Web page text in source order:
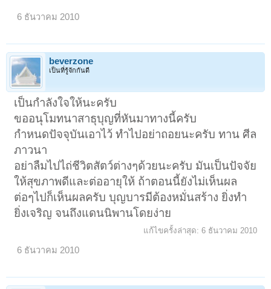
6 ธันวาคม 2010
beverzone
เป็นที่รู้จักกันดี
เป็นกำลังใจให้นะครับ
ขออนุโมทนาสาธุบุญที่หันมาทางนี้ครับ
กำหนดปัจจุบันเอาไว้ ทำไปอย่าถอยนะครับ ทาน ศีล
ภาวนา
อย่าลืมไปไถ่ชีวิตสัตว์ต่างๆด้วยนะครับ มันเป็นปัจจัย
ให้สุขภาพดีและต่ออายุให้ ถ้าตอนนี้ยังไม่เห็นผล
ต่อๆไปก็เห็นผลครับ บุญบารมีต้องหมั่นสร้าง ยิ่งทำ
ยิ่งเจริญ จนถึงแดนนิพานโดยง่าย
แก้ไขครั้งล่าสุด: 6 ธันวาคม 2010
6 ธันวาคม 2010